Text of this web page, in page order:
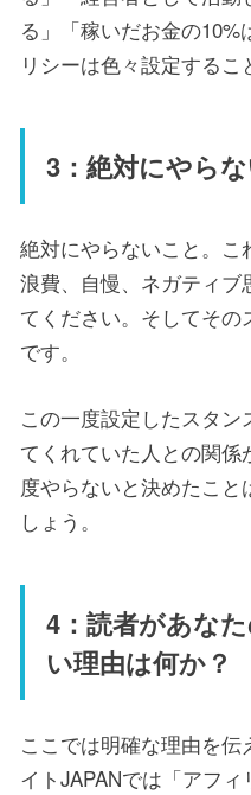
る」「稼いだお金の
リシーは色々設定するこ
3：絶対にやら
絶対にやらないこと。
浪費、自慢、ネガティブ
てください。そしてその
です。
この一度設定したスタ
てくれていた人との関
度やらないと決めたこと
しょう。
4：読者があな
い理由は何か？
ここでは明確な理由を
イトJAPANでは「アフ